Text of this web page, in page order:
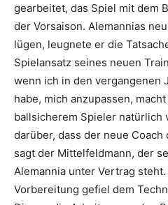
gearbeitet, das Spiel mit dem
der Vorsaison. Alemannias
lügen, leugnete er die
Spielansatz seines neuen
wenn ich in den vergangenen
habe, mich anzupassen,
ballsicherem Spieler natürlich
darüber, dass der neue Coach
sagt der Mittelfeldmann, der
Alemannia unter Vertrag
Vorbereitung gefiel dem